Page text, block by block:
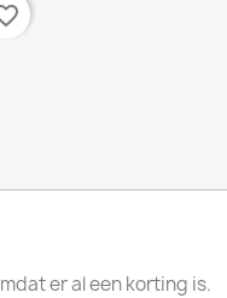
er al een korting is.